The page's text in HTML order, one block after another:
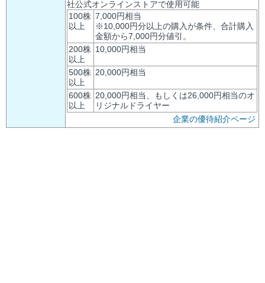
社公式オンラインストアで使用可能
100株
以上
7,000円相当
※10,000円分以上の購入が条件、合計購入
金額から7,000円分値引。
200株
以上
10,000円相当
500株
以上
20,000円相当
600株
以上
20,000円相当、もしくは26,000円相当のオ
リジナルドライヤー
企業の優待紹介ページ